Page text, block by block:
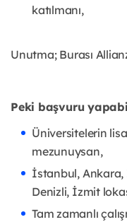
katılmanı,
Unutma; Burası
Peki başvuru
Üniversitelerin
mezunuysan,
İstanbul, Ankara,
Denizli, İzmit
Tam zamanlı